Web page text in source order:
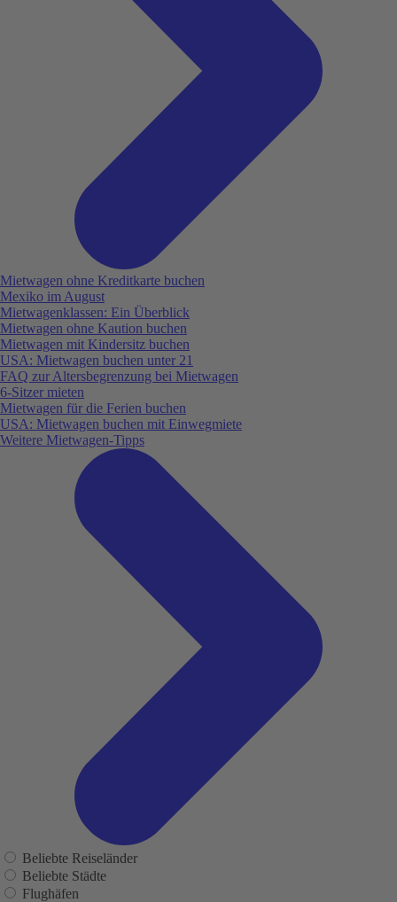
Mietwagen ohne Kreditkarte buchen
Mexiko im August
Mietwagenklassen: Ein Überblick
Mietwagen ohne Kaution buchen
Mietwagen mit Kindersitz buchen
USA: Mietwagen buchen unter 21
FAQ zur Altersbegrenzung bei Mietwagen
6-Sitzer mieten
Mietwagen für die Ferien buchen
USA: Mietwagen buchen mit Einwegmiete
Weitere Mietwagen-Tipps
Beliebte Reiseländer
Beliebte Städte
Flughäfen